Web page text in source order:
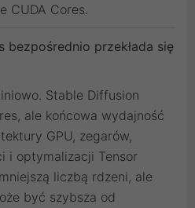
CUDA Cores.
bezpośrednio przekłada się
Stable Diffusion
ale końcowa wydajność
GPU, zegarów,
i optymalizacji Tensor
liczbą rdzeni, ale
być szybsza od